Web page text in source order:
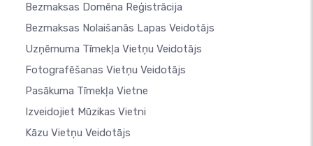
Bezmaksas Domēna Reģistrācija
Bezmaksas Nolaišanās Lapas Veidotājs
Uzņēmuma Tīmekļa Vietņu Veidotājs
Fotografēšanas Vietņu Veidotājs
Pasākuma Tīmekļa Vietne
Izveidojiet Mūzikas Vietni
Kāzu Vietņu Veidotājs